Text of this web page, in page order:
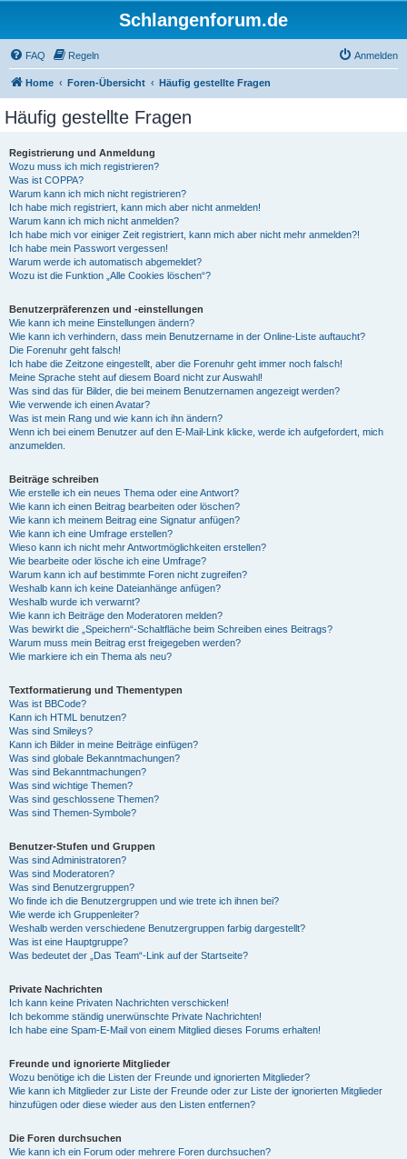
Schlangenforum.de
FAQ Regeln Anmelden
Home Foren-Übersicht Häufig gestellte Fragen
Häufig gestellte Fragen
Registrierung und Anmeldung
Wozu muss ich mich registrieren?
Was ist COPPA?
Warum kann ich mich nicht registrieren?
Ich habe mich registriert, kann mich aber nicht anmelden!
Warum kann ich mich nicht anmelden?
Ich habe mich vor einiger Zeit registriert, kann mich aber nicht mehr anmelden?!
Ich habe mein Passwort vergessen!
Warum werde ich automatisch abgemeldet?
Wozu ist die Funktion „Alle Cookies löschen“?
Benutzerpräferenzen und -einstellungen
Wie kann ich meine Einstellungen ändern?
Wie kann ich verhindern, dass mein Benutzername in der Online-Liste auftaucht?
Die Forenuhr geht falsch!
Ich habe die Zeitzone eingestellt, aber die Forenuhr geht immer noch falsch!
Meine Sprache steht auf diesem Board nicht zur Auswahl!
Was sind das für Bilder, die bei meinem Benutzernamen angezeigt werden?
Wie verwende ich einen Avatar?
Was ist mein Rang und wie kann ich ihn ändern?
Wenn ich bei einem Benutzer auf den E-Mail-Link klicke, werde ich aufgefordert, mich
anzumelden.
Beiträge schreiben
Wie erstelle ich ein neues Thema oder eine Antwort?
Wie kann ich einen Beitrag bearbeiten oder löschen?
Wie kann ich meinem Beitrag eine Signatur anfügen?
Wie kann ich eine Umfrage erstellen?
Wieso kann ich nicht mehr Antwortmöglichkeiten erstellen?
Wie bearbeite oder lösche ich eine Umfrage?
Warum kann ich auf bestimmte Foren nicht zugreifen?
Weshalb kann ich keine Dateianhänge anfügen?
Weshalb wurde ich verwarnt?
Wie kann ich Beiträge den Moderatoren melden?
Was bewirkt die „Speichern“-Schaltfläche beim Schreiben eines Beitrags?
Warum muss mein Beitrag erst freigegeben werden?
Wie markiere ich ein Thema als neu?
Textformatierung und Thementypen
Was ist BBCode?
Kann ich HTML benutzen?
Was sind Smileys?
Kann ich Bilder in meine Beiträge einfügen?
Was sind globale Bekanntmachungen?
Was sind Bekanntmachungen?
Was sind wichtige Themen?
Was sind geschlossene Themen?
Was sind Themen-Symbole?
Benutzer-Stufen und Gruppen
Was sind Administratoren?
Was sind Moderatoren?
Was sind Benutzergruppen?
Wo finde ich die Benutzergruppen und wie trete ich ihnen bei?
Wie werde ich Gruppenleiter?
Weshalb werden verschiedene Benutzergruppen farbig dargestellt?
Was ist eine Hauptgruppe?
Was bedeutet der „Das Team“-Link auf der Startseite?
Private Nachrichten
Ich kann keine Privaten Nachrichten verschicken!
Ich bekomme ständig unerwünschte Private Nachrichten!
Ich habe eine Spam-E-Mail von einem Mitglied dieses Forums erhalten!
Freunde und ignorierte Mitglieder
Wozu benötige ich die Listen der Freunde und ignorierten Mitglieder?
Wie kann ich Mitglieder zur Liste der Freunde oder zur Liste der ignorierten Mitglieder
hinzufügen oder diese wieder aus den Listen entfernen?
Die Foren durchsuchen
Wie kann ich ein Forum oder mehrere Foren durchsuchen?